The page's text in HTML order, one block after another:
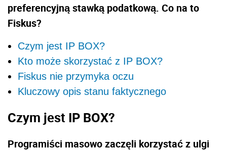
preferencyjną stawką podatkową. Co na to
Fiskus?
Czym jest IP BOX?
Kto może skorzystać z IP BOX?
Fiskus nie przymyka oczu
Kluczowy opis stanu faktycznego
Czym jest IP BOX?
Programiści masowo zaczęli korzystać z ulgi